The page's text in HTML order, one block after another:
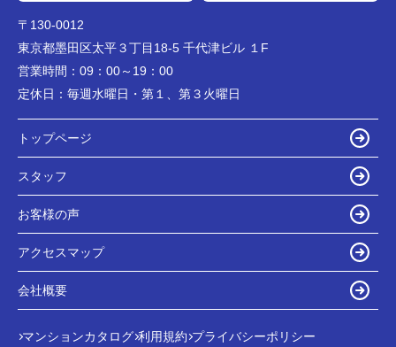
〒130-0012
東京都墨田区太平３丁目18-5 千代津ビル １F
営業時間： 09：00～19：00
定休日： 毎週水曜日・第１、第３火曜日
トップページ
スタッフ
お客様の声
アクセスマップ
会社概要
マンションカタログ 利用規約 プライバシーポリシー